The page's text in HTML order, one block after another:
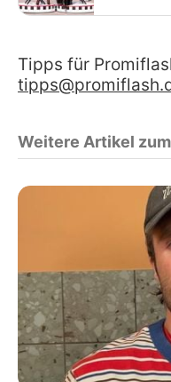
Tipps für
Weitere Artikel